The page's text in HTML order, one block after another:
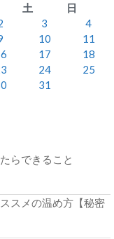
土
日
3
4
10
11
17
18
24
25
31
らできること
スメの温め方【秘密